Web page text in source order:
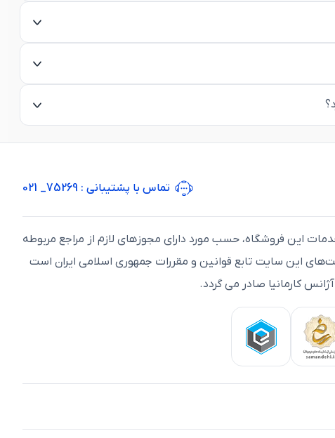
تماس با پشتیبانی : 75269_ 021
اين فروشگاه، حسب مورد دارای مجوزهای لازم از مراجع مربوطه
اين سايت تابع قوانين و مقررات جمهوری اسلامی ايران است
کارمانیا صادر می گردد.